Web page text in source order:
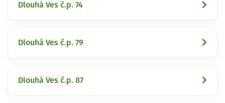
Dlouhá Ves č.p. 74
Dlouhá Ves č.p. 79
Dlouhá Ves č.p. 87